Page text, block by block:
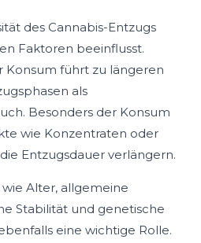
des Cannabis-Entzugs
Faktoren beeinflusst.
Konsum führt zu längeren
als
Besonders der Konsum
wie Konzentraten oder
Entzugsdauer verlängern.
Alter, allgemeine
Stabilität und genetische
eine wichtige Rolle.